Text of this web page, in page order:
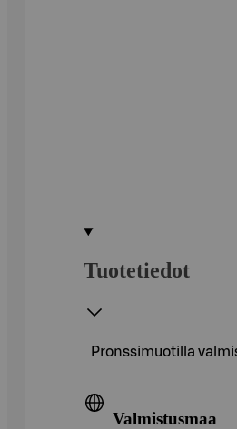
Tuotetiedot
Pronssimuotilla
Valmistusmaa